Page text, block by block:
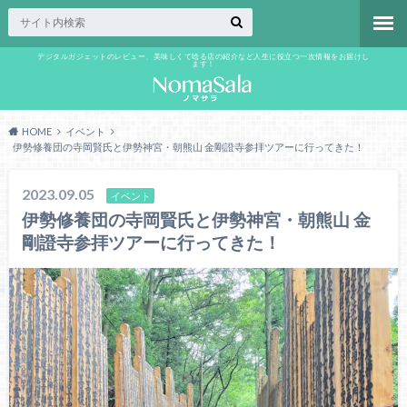
デジタルガジェットのレビュー、美味しくて唸る店の紹介など人生に役立つ一次情報をお届けし
ます！
HOME
イベント
伊勢修養団の寺岡賢氏と伊勢神宮・朝熊山 金剛證寺参拝ツアーに行ってきた！
2023.09.05 イベント
伊勢修養団の寺岡賢氏と伊勢神宮・朝熊山 金
剛證寺参拝ツアーに行ってきた！